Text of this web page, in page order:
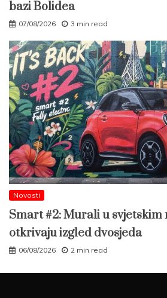
bazi Bolidea
07/08/2026 3 min read
Novosti
Smart #2: Murali u
otkrivaju izgled dvosjeda
06/08/2026 2 min read